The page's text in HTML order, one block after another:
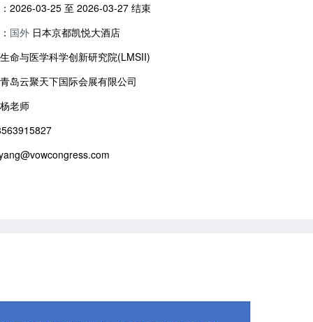
2026-03-25 至 2026-03-27 结束
国外 日本京都凯悦大酒店
命与医学科学创新研究院(LMSII)
岛云聚天下国际会展有限公司
老师